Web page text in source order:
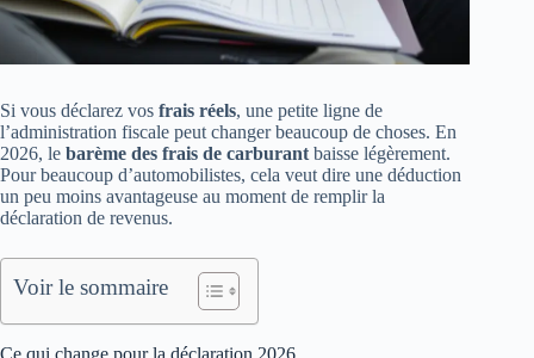
Si vous déclarez vos frais réels, une petite ligne de
l’administration fiscale peut changer beaucoup de choses. En
2026, le barème des frais de carburant baisse légèrement.
Pour beaucoup d’automobilistes, cela veut dire une déduction
un peu moins avantageuse au moment de remplir la
déclaration de revenus.
Voir le sommaire